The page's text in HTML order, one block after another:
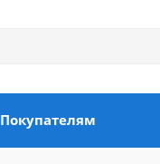
Покупателям